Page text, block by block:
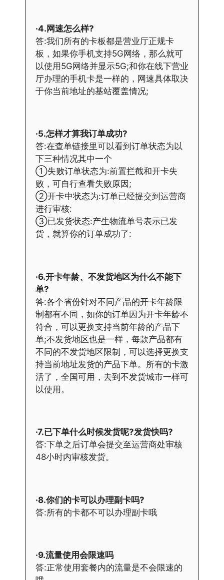
·4.网速怎么样?
答:我们所有的卡板都是营业厅正规卡
板，如果你手机支持5G网络，那么就可
以使用5G网络并显示5G;和你在线下营业
厅办理的手机卡是一样的，网速具体取决
于你当前地址的基站覆盖情况;
·5.怎样才算我订单成功?
答:在查单链接里可以看到订单状态为以
下三种情况其中一个
①失败订单状态为:前置拦截和开卡失
败，可自行查看失败原因;
②开卡中状态为:订单已经提交到运营商
进行审核:
③已发货状态:产生物流单号表示已发
货，就算你的订单成功了:
·6.开卡年龄、不发货地区为什么不能下
单?
答:各个省份针对不同产品的开卡年龄限
制都有不同，如你的订单因为开卡年龄不
符合，可以更换支持当前年龄的产品下
单;不发货地区也是一样，每款产品都有
不同的不发货地区限制，可以选择更换支
持当前地址发货的产品下单。所有的卡激
活了，全国可用，去到不发货城市一样可
以使用。
·7.已下单什么时候发货呢?发货快吗?
答:下单之后订单会提交至运营商处审核
48小时内审核发货。
·8.你们的卡可以办理副卡吗?
答:所有的卡都不可以办理副卡哦
·9.流量使用会限速吗
答:正常使用套餐内的流量是不会限速的